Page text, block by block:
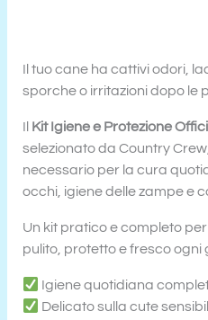
Il tuo cane ha cattivi odori,
sporche o irritazioni dopo le
Il Kit Igiene e Protezione
selezionato da Country
necessario per la cura
occhi, igiene delle zampe e
Un kit pratico e completo
pulito, protetto e fresco ogni
Igiene quotidiana
Delicato sulla cute